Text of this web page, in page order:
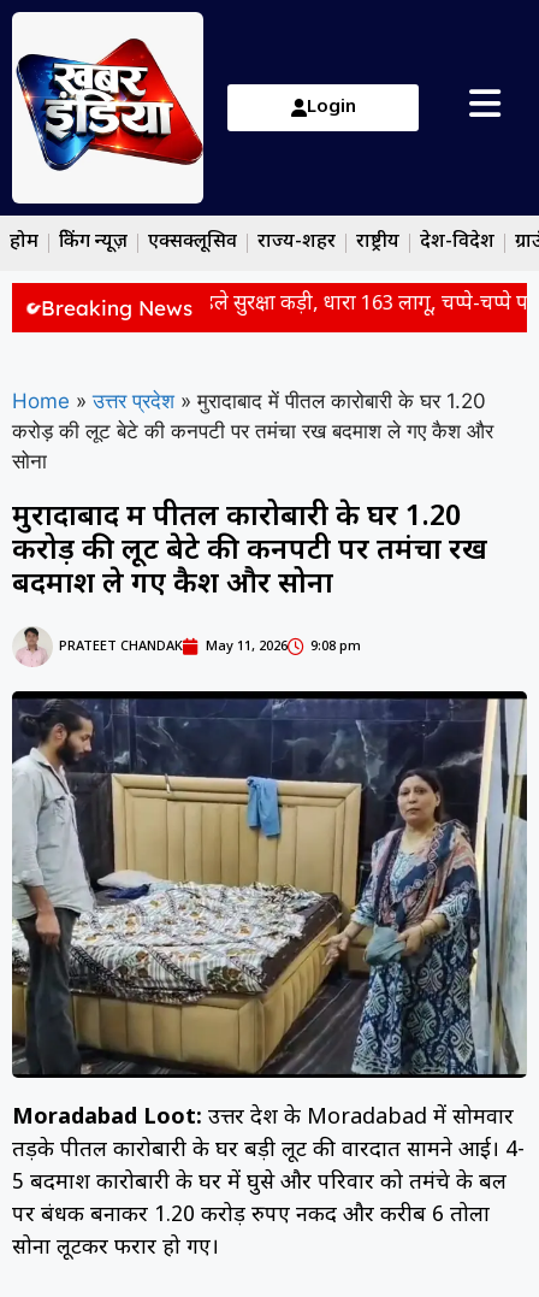
Login
होम ब्रेकिंग न्यूज़ एक्सक्लूसिव राज्य-शहर राष्ट्रीय देश-विदेश
Breaking News
के विधानसभा कूच से पहले सुरक्षा कड़ी, धारा 163 लागू, चप्पे-चप्पे पर
Home » उत्तर प्रदेश » मुरादाबाद में पीतल कारोबारी के घर 1.20
करोड़ की लूट बेटे की कनपटी पर तमंचा रख बदमाश ले गए कैश और
सोना
मुरादाबाद में पीतल कारोबारी के घर 1.20
करोड़ की लूट बेटे की कनपटी पर तमंचा रख
बदमाश ले गए कैश और सोना
PRATEET CHANDAK May 11, 2026 9:08 pm
Moradabad Loot: उत्तर प्रदेश के Moradabad में सोमवार
तड़के पीतल कारोबारी के घर बड़ी लूट की वारदात सामने आई। 4-
5 बदमाश कारोबारी के घर में घुसे और परिवार को तमंचे के बल
पर बंधक बनाकर 1.20 करोड़ रुपए नकद और करीब 6 तोला
सोना लूटकर फरार हो गए।